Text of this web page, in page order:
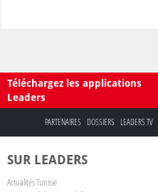
Téléchargez les applications
Leaders
PARTENAIRES DOSSIERS LEADERS TV
SUR LEADERS
Actualités Tunisie